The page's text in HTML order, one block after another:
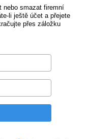
nebo smazat firemní
li ještě účet a přejete
přes záložku